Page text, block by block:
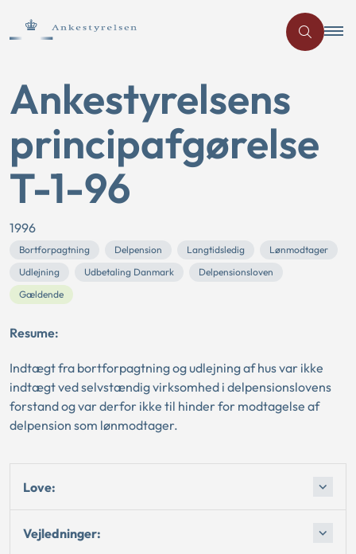
Ankestyrelsens
principafgørelse
T-1-96
1996
Bortforpagtning Delpension Langtidsledig
Lønmodtager
Udlejning
Udbetaling Danmark
Delpensionsloven
Gældende
Resume:
Indtægt fra bortforpagtning og udlejning af hus var ikke
indtægt ved selvstændig virksomhed i delpensionslovens
forstand og var derfor ikke til hinder for modtagelse af
delpension som lønmodtager.
Love:
Vejledninger: